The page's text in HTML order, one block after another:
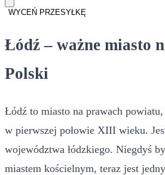
WYCEŃ PRZESYŁKĘ
Łódź – ważne miasto
Polski
Łódź to miasto na prawach powiatu,
w pierwszej połowie XIII wieku.
województwa łódzkiego. Niegdyś
miastem kościelnym, teraz jest